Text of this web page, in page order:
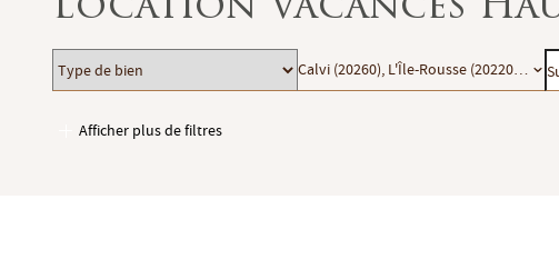
Location Vacances
Type
de
bien
Localisation
Calvi (20260), L'Île-Rousse (20220),
Afficher plus de filtres
Garages / Parking